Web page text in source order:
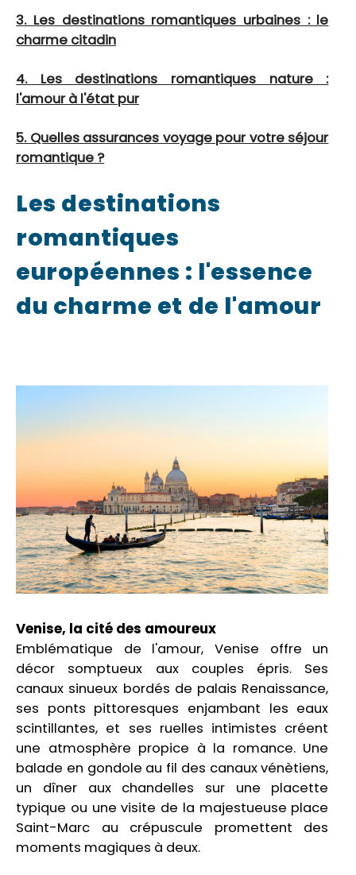
3. Les destinations romantiques urbaines : le
charme citadin
4. Les destinations romantiques nature :
l'amour à l'état pur
5. Quelles assurances voyage pour votre séjour
romantique ?
Les destinations
romantiques
européennes : l'essence
du charme et de l'amour
Venise, la cité des amoureux
Emblématique de l'amour, Venise offre un
décor somptueux aux couples épris. Ses
canaux sinueux bordés de palais Renaissance,
ses ponts pittoresques enjambant les eaux
scintillantes, et ses ruelles intimistes créent
une atmosphère propice à la romance. Une
balade en gondole au fil des canaux vénètiens,
un dîner aux chandelles sur une placette
typique ou une visite de la majestueuse place
Saint-Marc au crépuscule promettent des
moments magiques à deux.